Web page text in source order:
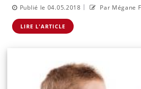
Publié le 04.05.2018 | Par Mégane
LIRE L'ARTICLE